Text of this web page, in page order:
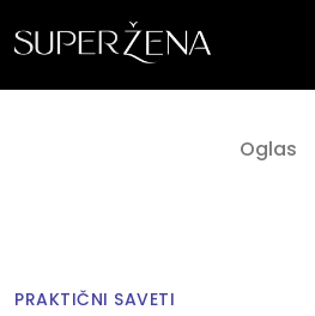
PRAKTIČNI SAVETI